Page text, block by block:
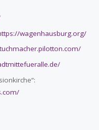
wagenhausburg.org/